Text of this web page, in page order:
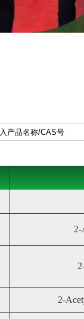
2-
2-